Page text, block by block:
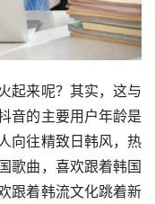
起来呢？其实，这与
音的主要用户年龄是
向往精致日韩风，热
歌曲，喜欢跟着韩国
跟着韩流文化跳着新